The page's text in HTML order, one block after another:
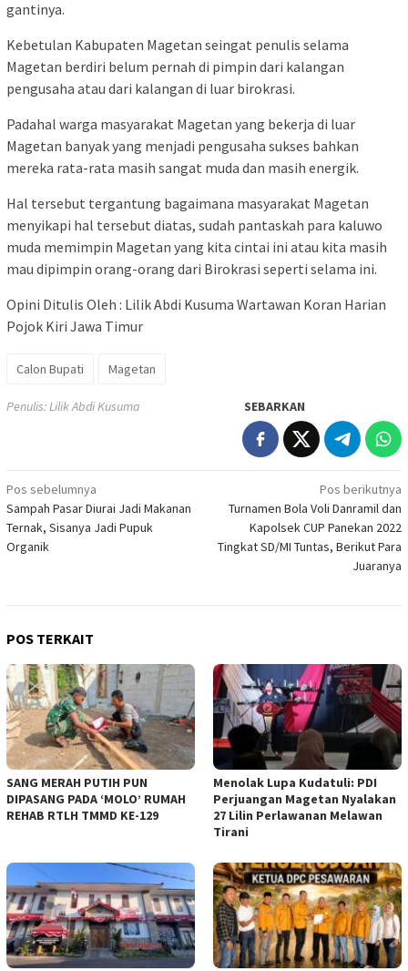
gantinya.
Kebetulan Kabupaten Magetan seingat penulis selama
Magetan berdiri belum pernah di pimpin dari kalangan
pengusaha atau dari kalangan di luar birokrasi.
Padahal warga masyarakat Magetan yang bekerja di luar
Magetan banyak yang menjadi pengusaha sukses bahkan
mereka rata-rata masih sangat muda dan masih energik.
Hal tersebut tergantung bagaimana masyarakat Magetan
menyikapi hal tersebut diatas, sudah pantaskah para kaluwo
muda memimpin Magetan yang kita cintai ini atau kita masih
mau dipimpin orang-orang dari Birokrasi seperti selama ini.
Opini Ditulis Oleh : Lilik Abdi Kusuma Wartawan Koran Harian
Pojok Kiri Jawa Timur
Calon Bupati Magetan
Penulis: Lilik Abdi Kusuma SEBARKAN
Navigasi
pos
Pos sebelumnya
Sampah Pasar Diurai Jadi Makanan
Ternak, Sisanya Jadi Pupuk
Organik
Pos berikutnya
Turnamen Bola Voli Danramil dan
Kapolsek CUP Panekan 2022
Tingkat SD/MI Tuntas, Berikut Para
Juaranya
POS TERKAIT
SANG MERAH PUTIH PUN
DIPASANG PADA ‘MOLO’ RUMAH
REHAB RTLH TMMD KE-129
Menolak Lupa Kudatuli: PDI
Perjuangan Magetan Nyalakan
27 Lilin Perlawanan Melawan
Tirani